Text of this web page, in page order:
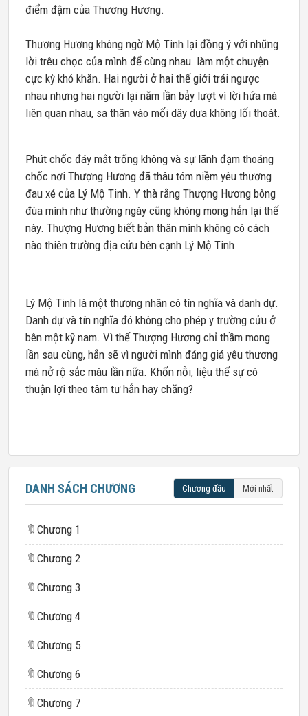
điểm đậm của Thương Hương.
Thương Hương không ngờ Mộ Tinh lại đồng ý với những
lời trêu chọc của mình để cùng nhau làm một chuyện
cực kỳ khó khăn. Hai người ở hai thế giới trái ngược
nhau nhưng hai người lại năm lần bảy lượt vì lời hứa mà
liên quan nhau, sa thân vào mối dây dưa không lối thoát.
Phút chốc đáy mắt trống không và sự lãnh đạm thoáng
chốc nơi Thượng Hương đã thâu tóm niềm yêu thương
đau xé của Lý Mộ Tinh. Y thà rằng Thượng Hương bông
đùa mình như thường ngày cũng không mong hắn lại thế
này. Thượng Hương biết bản thân mình không có cách
nào thiên trường địa cửu bên cạnh Lý Mộ Tinh.
Lý Mộ Tinh là một thương nhân có tín nghĩa và danh dự.
Danh dự và tín nghĩa đó không cho phép y trường cửu ở
bên một kỹ nam. Vì thế Thượng Hương chỉ thầm mong
lần sau cùng, hắn sẽ vì người mình đáng giá yêu thương
mà nở rộ sắc màu lần nữa. Khốn nỗi, liệu thế sự có
thuận lợi theo tâm tư hắn hay chăng?
DANH SÁCH CHƯƠNG Chương đầu Mới nhất
🔖 Chương 1
🔖 Chương 2
🔖 Chương 3
🔖 Chương 4
🔖 Chương 5
🔖 Chương 6
🔖 Chương 7